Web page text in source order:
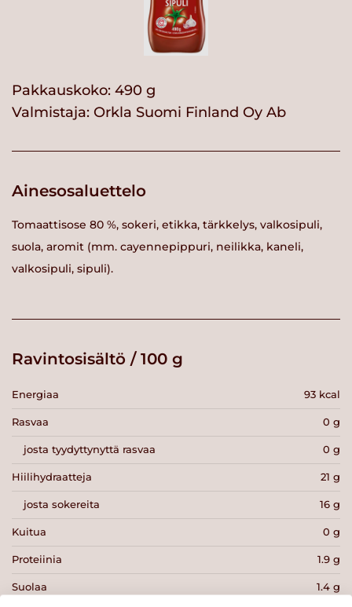
Pakkauskoko: 490 g
Valmistaja: Orkla Suomi Finland Oy Ab
Ainesosaluettelo
Tomaattisose 80 %, sokeri, etikka, tärkkelys, valkosipuli,
suola, aromit (mm. cayennepippuri, neilikka, kaneli,
valkosipuli, sipuli).
Ravintosisältö / 100 g
Energiaa 93 kcal
Rasvaa 0 g
josta tyydyttynyttä rasvaa 0 g
Hiilihydraatteja 21 g
josta sokereita 16 g
Kuitua 0 g
Proteiinia 1.9 g
Suolaa 1.4 g